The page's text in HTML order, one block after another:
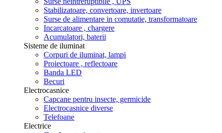
Stabilizatoare, convertoare, invertoare
Surse de alimentare in comutatie, transformatoare
Incarcatoare , chargere
Acumulatori, baterii
Sisteme de iluminat
Corpuri de iluminat, lampi
Proiectoare , reflectoare
Banda LED
Becuri
Electrocasnice
Capcane pentru insecte, germicide
Electrocasnice diverse
Telefoane
Electrice